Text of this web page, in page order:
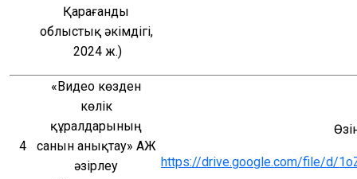
Қарағанды
облыстық әкімдігі,
2024 ж.)
4
«Видео көзден
көлік
құралдарының
санын анықтау» АЖ
әзірлеу
https://drive.google.com/file/d/